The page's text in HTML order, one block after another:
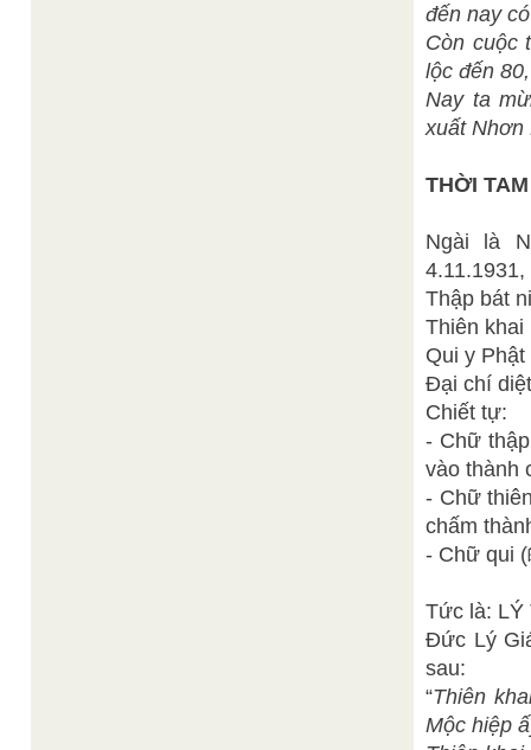
đến nay
Còn cuộc
lộc đến
Nay ta
xuất Nhơn
THỜI
Ngài là
Thập bát
Thiên
Qui y
Đại chí
Chiết tự:
- Chữ
vào thành
- Chữ
chấm
- Chữ qui
Tức là: LÝ
Đức Lý
sau:
“Thiên
Mộc hiệp